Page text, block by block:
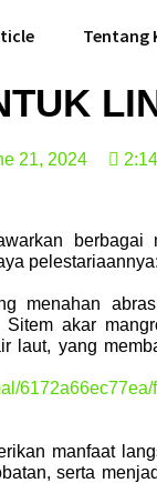
Tentang
21, 2024
pelestariaannya:
menahan
akar
yang
manfaat
serta